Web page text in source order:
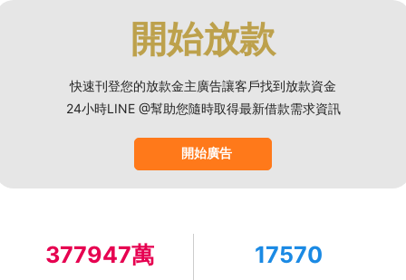
開始放款
快速刊登您的放款金主廣告讓客戶找到放款資金
24小時LINE @幫助您隨時取得最新借款需求資訊
開始廣告
377947萬 17570